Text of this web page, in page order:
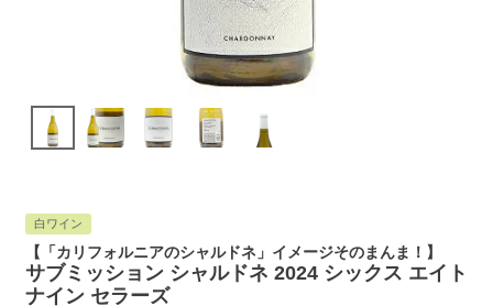
白ワイン
【「カリフォルニアのシャルドネ」イメージそのまんま！】
サブミッション シャルドネ 2024 シックス エイト
ナイン セラーズ